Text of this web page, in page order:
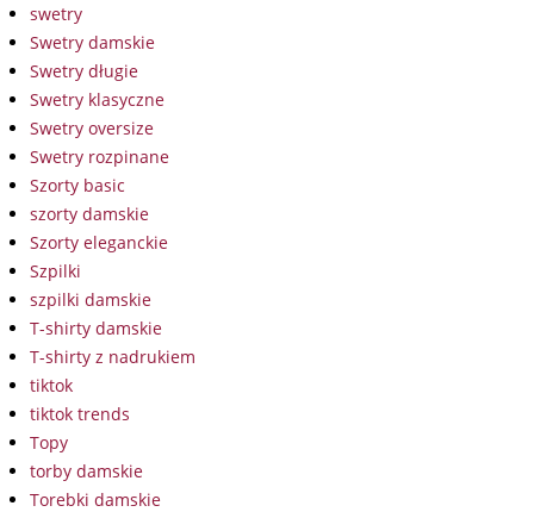
swetry
Swetry damskie
Swetry długie
Swetry klasyczne
Swetry oversize
Swetry rozpinane
Szorty basic
szorty damskie
Szorty eleganckie
Szpilki
szpilki damskie
T-shirty damskie
T-shirty z nadrukiem
tiktok
tiktok trends
Topy
torby damskie
Torebki damskie